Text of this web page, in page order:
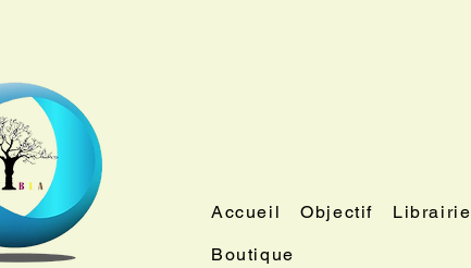
Accueil Objectif Librairie
Boutique